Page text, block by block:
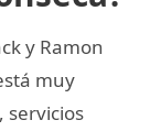
y Ramon
muy
servicios